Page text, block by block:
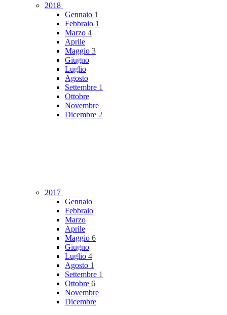
2018
Gennaio 1
Febbraio 1
Marzo 4
Aprile
Maggio 3
Giugno
Luglio
Agosto
Settembre 1
Ottobre
Novembre
Dicembre 2
2017
Gennaio
Febbraio
Marzo
Aprile
Maggio 6
Giugno
Luglio 4
Agosto 1
Settembre 1
Ottobre 6
Novembre
Dicembre